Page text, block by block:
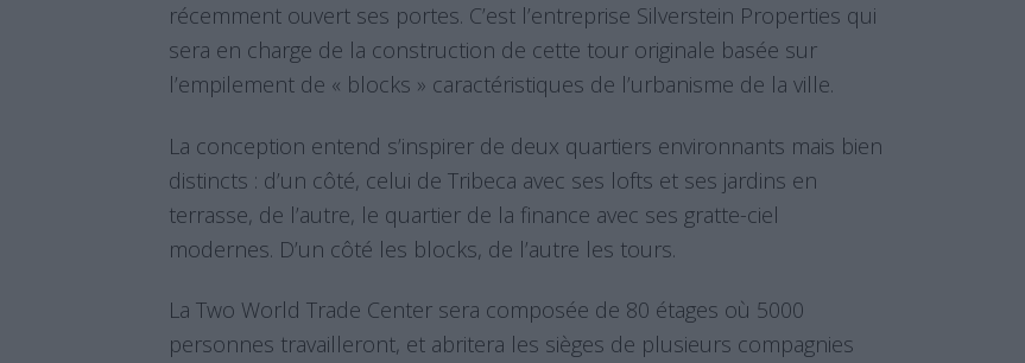
récemment ouvert ses portes. C’est l’entreprise Silverstein Properties qui
sera en charge de la construction de cette tour originale basée sur
l’empilement de « blocks » caractéristiques de l’urbanisme de la ville.
La conception entend s’inspirer de deux quartiers environnants mais bien
distincts : d’un côté, celui de Tribeca avec ses lofts et ses jardins en
terrasse, de l’autre, le quartier de la finance avec ses gratte-ciel
modernes. D’un côté les blocks, de l’autre les tours.
La Two World Trade Center sera composée de 80 étages où 5000
personnes travailleront, et abritera les sièges de plusieurs compagnies